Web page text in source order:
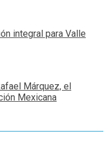
integral para Valle
Márquez, el
Mexicana